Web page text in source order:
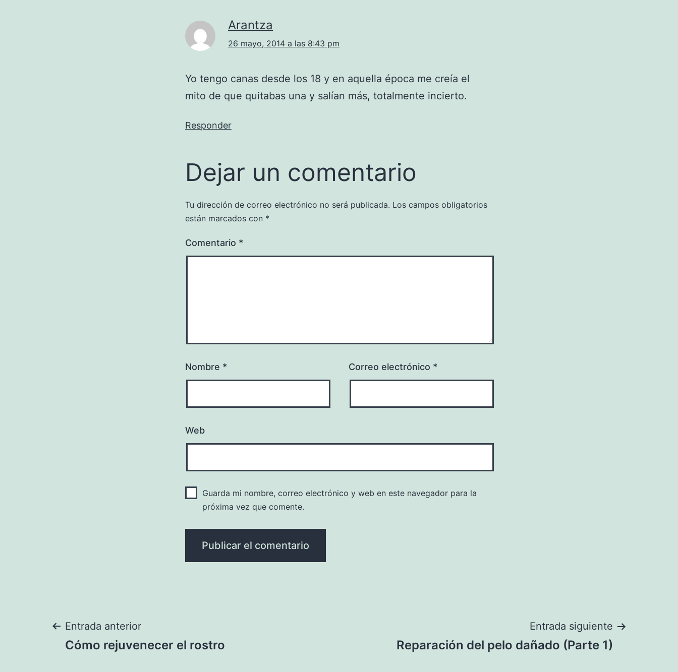
Arantza
26 mayo, 2014 a las 8:43 pm
Yo tengo canas desde los 18 y en aquella época me creía el
mito de que quitabas una y salían más, totalmente incierto.
Responder
Dejar un comentario
Tu dirección de correo electrónico no será publicada. Los campos obligatorios
están marcados con *
Comentario *
Nombre * Correo electrónico *
Web
Guarda mi nombre, correo electrónico y web en este navegador para la
próxima vez que comente.
Navegación
Entrada anterior
Cómo rejuvenecer el rostro
Entrada siguiente
Reparación del pelo dañado (Parte 1)